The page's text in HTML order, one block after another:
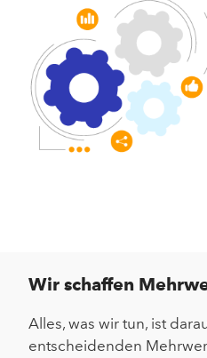
Wir schaffen
Alles, was wir tun, ist
entscheidenden